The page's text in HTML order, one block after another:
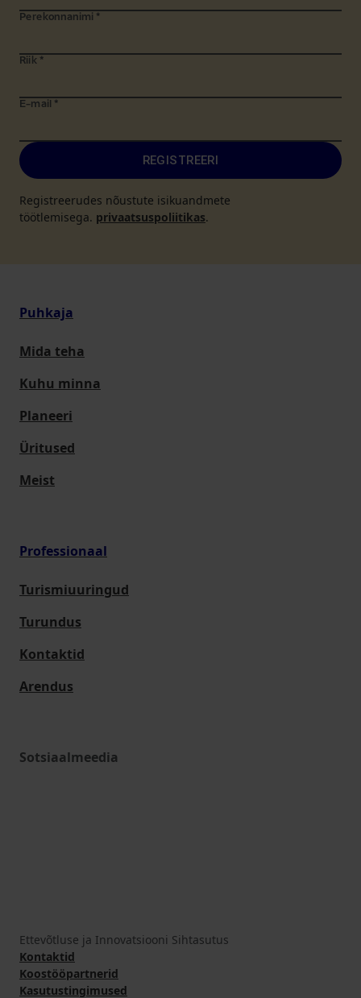
Perekonnanimi *
Riik *
E-mail *
REGISTREERI
Registreerudes nõustute isikuandmete
töötlemisega. privaatsuspoliitikas.
Puhkaja
Mida teha
Kuhu minna
Planeeri
Üritused
Meist
Professionaal
Turismiuuringud
Turundus
Kontaktid
Arendus
Sotsiaalmeedia
Ettevõtluse ja Innovatsiooni Sihtasutus
Kontaktid
Koostööpartnerid
Kasutustingimused